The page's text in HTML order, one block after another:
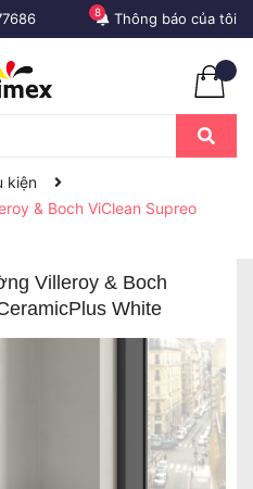
Thông báo của tôi
8
kiện
& Boch ViClean Supreo
Villeroy & Boch
White